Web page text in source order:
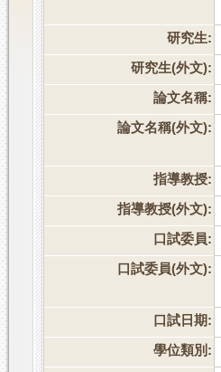
研究生:
研究生(外文):
論文名稱:
論文名稱(外文):
指導教授:
指導教授(外文):
口試委員:
口試委員(外文):
口試日期:
學位類別: